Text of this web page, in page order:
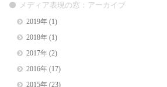
メディア表現の窓：アーカイブ
2019年(1)
2018年(1)
2017年(2)
2016年(17)
2015年(23)